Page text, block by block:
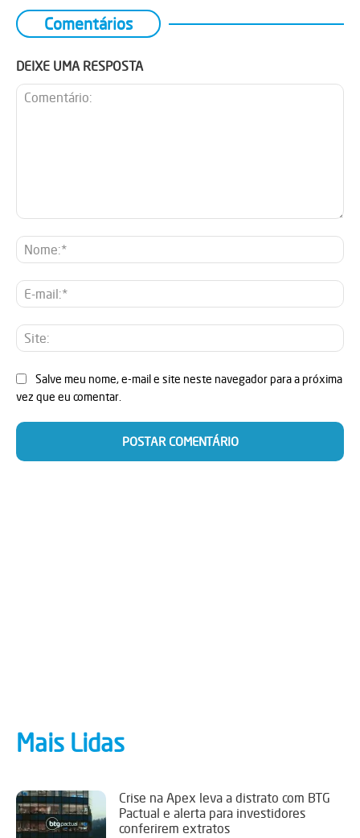
Comentários
DEIXE UMA RESPOSTA
E-
Salve meu nome, e-mail e site neste navegador para a próxima
vez que eu comentar.
Mais Lidas
Crise na Apex leva a distrato com BTG
Pactual e alerta para investidores
conferirem extratos